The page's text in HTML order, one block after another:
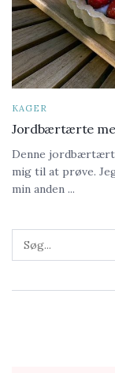
KAGER
Jordbærtærte
Denne
mig til at prøve.
min anden ...